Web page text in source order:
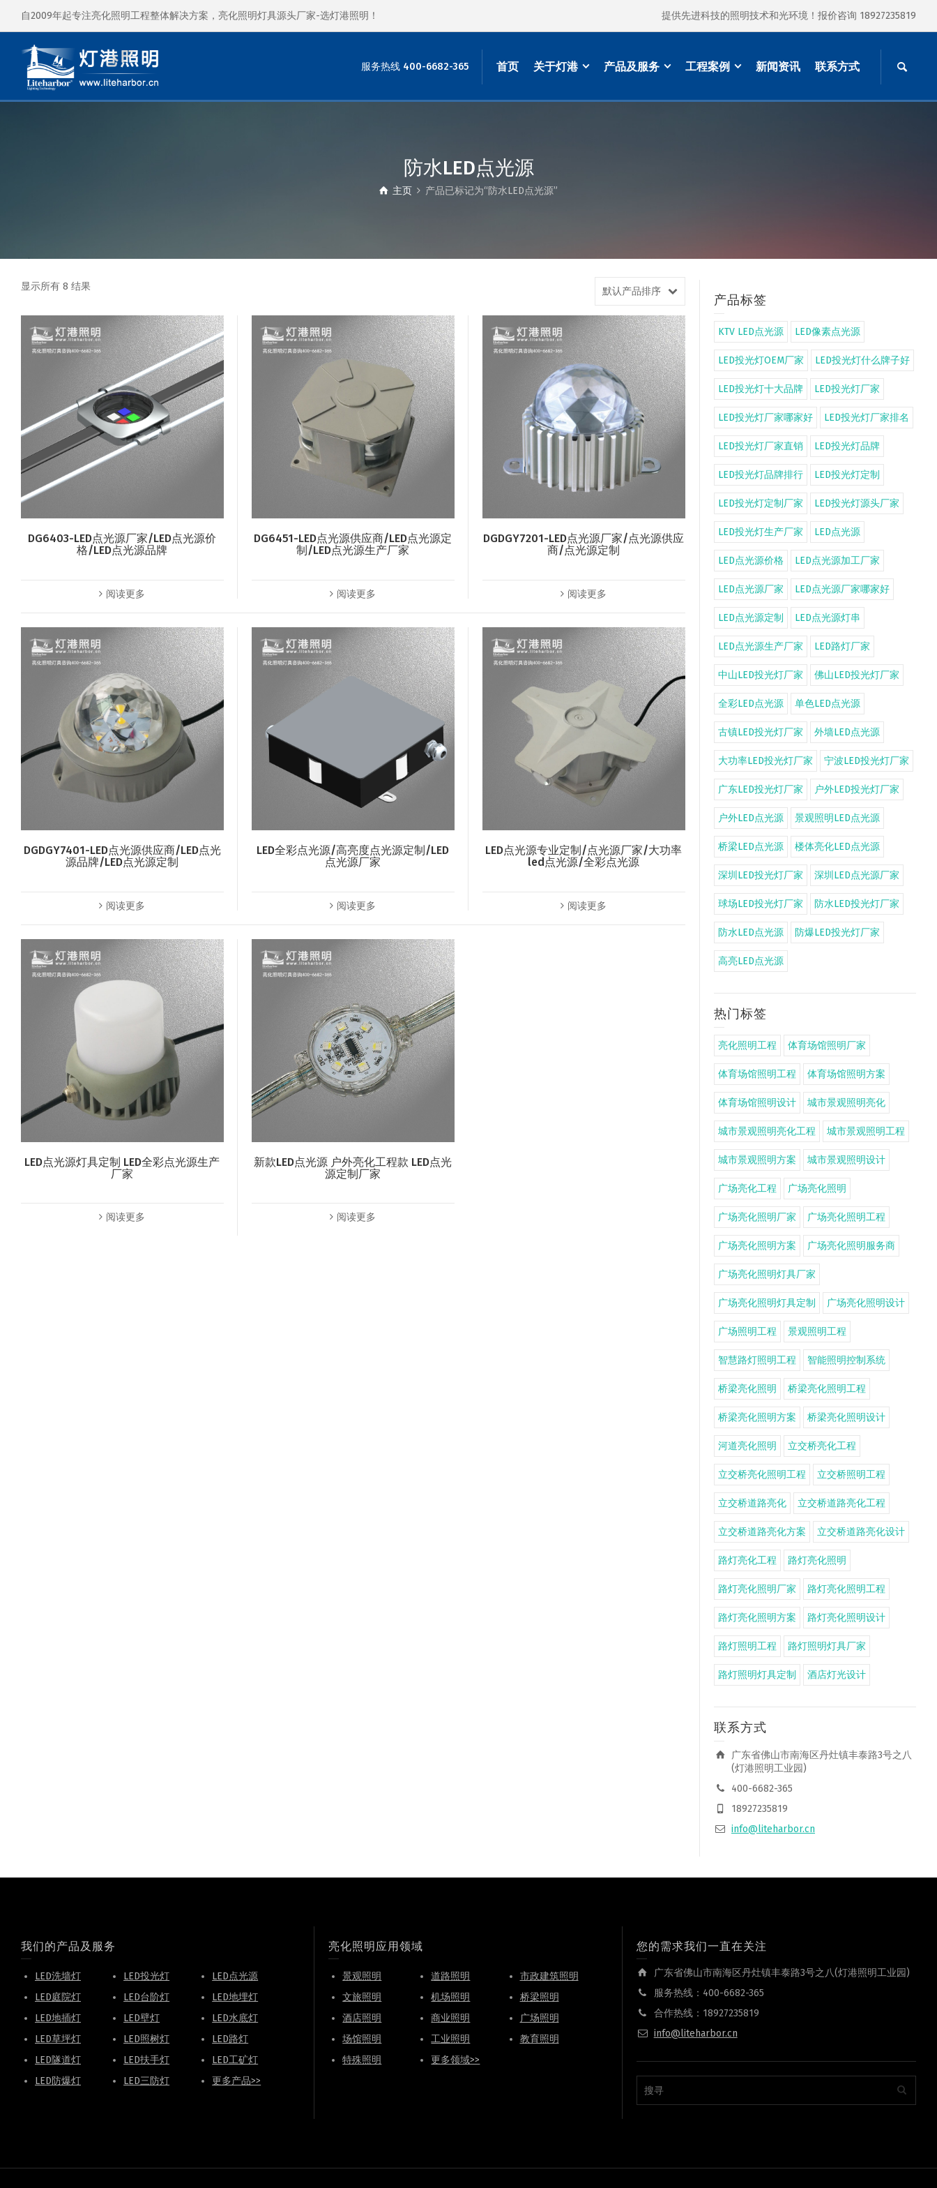
自2009年起专注亮化照明工程整体解决方案，亮化照明灯具源头厂家-选灯港照明！ 提供先进科技的照明技术和光环境！报价咨询 18927235819
服务热线 400-6682-365 首页 关于灯港 产品及服务 工程案例 新闻资讯 联系方式
防水LED点光源
主页 产品已标记为“防水LED点光源”
显示所有 8 结果 默认产品排序
DG6403-LED点光源厂家/LED点光源价
格/LED点光源品牌
阅读更多
DG6451-LED点光源供应商/LED点光源定
制/LED点光源生产厂家
阅读更多
DGDGY7201-LED点光源厂家/点光源供应
商/点光源定制
阅读更多
DGDGY7401-LED点光源供应商/LED点光
源品牌/LED点光源定制
阅读更多
LED全彩点光源/高亮度点光源定制/LED
点光源厂家
阅读更多
LED点光源专业定制/点光源厂家/大功率
led点光源/全彩点光源
阅读更多
LED点光源灯具定制 LED全彩点光源生产
厂家
阅读更多
新款LED点光源 户外亮化工程款 LED点光
源定制厂家
阅读更多
产品标签
KTV LED点光源 LED像素点光源
LED投光灯OEM厂家 LED投光灯什么牌子好
LED投光灯十大品牌 LED投光灯厂家
LED投光灯厂家哪家好 LED投光灯厂家排名
LED投光灯厂家直销 LED投光灯品牌
LED投光灯品牌排行 LED投光灯定制
LED投光灯定制厂家 LED投光灯源头厂家
LED投光灯生产厂家 LED点光源
LED点光源价格 LED点光源加工厂家
LED点光源厂家 LED点光源厂家哪家好
LED点光源定制 LED点光源灯串
LED点光源生产厂家 LED路灯厂家
中山LED投光灯厂家 佛山LED投光灯厂家
全彩LED点光源 单色LED点光源
古镇LED投光灯厂家 外墙LED点光源
大功率LED投光灯厂家 宁波LED投光灯厂家
广东LED投光灯厂家 户外LED投光灯厂家
户外LED点光源 景观照明LED点光源
桥梁LED点光源 楼体亮化LED点光源
深圳LED投光灯厂家 深圳LED点光源厂家
球场LED投光灯厂家 防水LED投光灯厂家
防水LED点光源 防爆LED投光灯厂家
高亮LED点光源
热门标签
亮化照明工程 体育场馆照明厂家
体育场馆照明工程 体育场馆照明方案
体育场馆照明设计 城市景观照明亮化
城市景观照明亮化工程 城市景观照明工程
城市景观照明方案 城市景观照明设计
广场亮化工程 广场亮化照明
广场亮化照明厂家 广场亮化照明工程
广场亮化照明方案 广场亮化照明服务商
广场亮化照明灯具厂家
广场亮化照明灯具定制 广场亮化照明设计
广场照明工程 景观照明工程
智慧路灯照明工程 智能照明控制系统
桥梁亮化照明 桥梁亮化照明工程
桥梁亮化照明方案 桥梁亮化照明设计
河道亮化照明 立交桥亮化工程
立交桥亮化照明工程 立交桥照明工程
立交桥道路亮化 立交桥道路亮化工程
立交桥道路亮化方案 立交桥道路亮化设计
路灯亮化工程 路灯亮化照明
路灯亮化照明厂家 路灯亮化照明工程
路灯亮化照明方案 路灯亮化照明设计
路灯照明工程 路灯照明灯具厂家
路灯照明灯具定制 酒店灯光设计
联系方式
广东省佛山市南海区丹灶镇丰泰路3号之八
(灯港照明工业园)
400-6682-365
18927235819
info@liteharbor.cn
我们的产品及服务
LED洗墙灯 LED投光灯
LED点光源
LED庭院灯
LED台阶灯
LED地埋灯
LED地插灯
LED壁灯
LED水底灯
LED草坪灯
LED照树灯
LED路灯
LED隧道灯
LED扶手灯
LED工矿灯
LED防爆灯
LED三防灯 更多产品>>
亮化照明应用领域
景观照明 道路照明
市政建筑照明
文旅照明
机场照明
桥梁照明
酒店照明
商业照明
广场照明
场馆照明
工业照明
教育照明
特殊照明
更多领域>>
您的需求我们一直在关注
广东省佛山市南海区丹灶镇丰泰路3号之八(灯港照明工业园)
服务热线：400-6682-365
合作热线：18927235819
info@liteharbor.cn